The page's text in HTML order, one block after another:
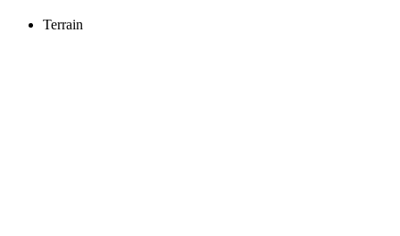
Terrain